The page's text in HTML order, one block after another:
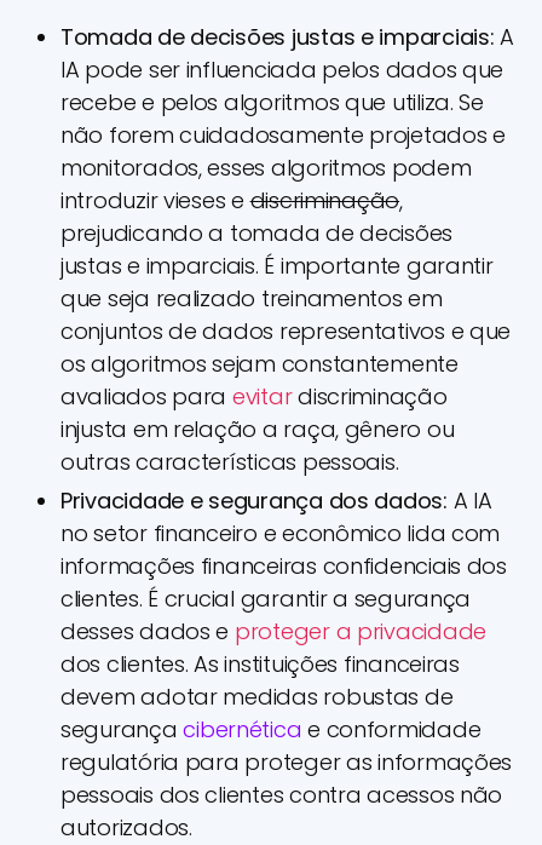
Tomada de decisões justas e imparciais: A
IA pode ser influenciada pelos dados que
recebe e pelos algoritmos que utiliza. Se
não forem cuidadosamente projetados e
monitorados, esses algoritmos podem
introduzir vieses ediscriminação,
prejudicando a tomada de decisões
justas e imparciais. É importante garantir
que seja realizado treinamentos em
conjuntos de dados representativos e que
os algoritmos sejam constantemente
avaliados para evitardiscriminação
injusta em relação a raça, gênero ou
outras características pessoais.
Privacidade e segurança dos dados: A IA
no setor financeiro e econômico lida com
informações financeiras confidenciais dos
clientes. É crucial garantir a segurança
desses dados e proteger a privacidade
dos clientes. As instituições financeiras
devem adotar medidas robustas de
segurançacibernéticae conformidade
regulatória para proteger as informações
pessoais dos clientes contra acessos não
autorizados.